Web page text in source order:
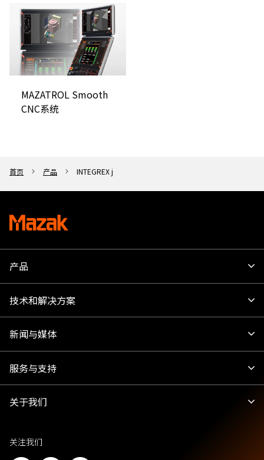
MAZATROL Smooth
CNC系统
首页 产品 INTEGREX j
产品
技术和解决方案
新闻与媒体
服务与支持
关于我们
关注我们